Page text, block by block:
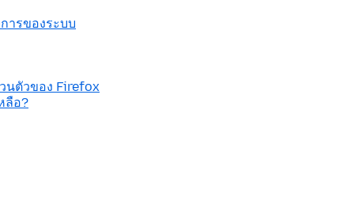
ารของระบบ
นตัวของ Firefox
ลือ?